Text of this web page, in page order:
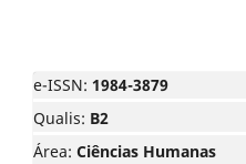
e-ISSN: 1984-3879
Qualis: B2
Área: Ciências Humanas